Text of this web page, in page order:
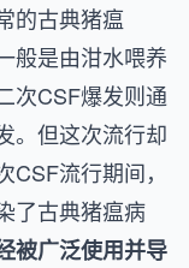
的古典猪瘟
般是由泔水喂养
次CSF爆发则通
。但这次流行却
流行期间，
了古典猪瘟病
被广泛使用并导